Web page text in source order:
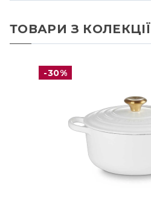
ТОВАРИ З КОЛЕКЦІЇ
-30%